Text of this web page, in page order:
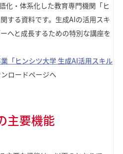
化・体系化した教育専門機関「ヒ
する資料です。生成AIの活用スキ
へと成長するための特別な講座を
「ヒンシツ大学 生成AI活用スキル
ロードページへ
主要機能